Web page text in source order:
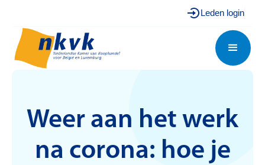
Leden login
Weer aan het werk
na corona: hoe je